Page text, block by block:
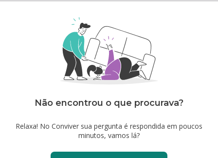
Não encontrou o que procurava?
Relaxa! No Conviver sua pergunta é respondida em poucos
minutos, vamos lá?